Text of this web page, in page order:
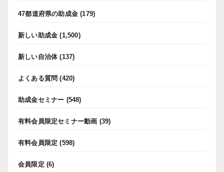
47都道府県の助成金 (179)
新しい助成金 (1,500)
新しい自治体(137)
よくある質問 (420)
助成金セミナー (548)
有料会員限定セミナー動画 (39)
有料会員限定 (598)
会員限定 (6)